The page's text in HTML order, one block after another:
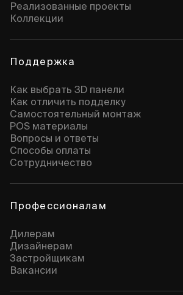
Реализованные проекты
Коллекции
Поддержка
Как выбрать 3D панели
Как отличить подделку
Самостоятельный монтаж
POS материалы
Вопросы и ответы
Способы оплаты
Сотрудничество
Профессионалам
Дилерам
Дизайнерам
Застройщикам
Вакансии